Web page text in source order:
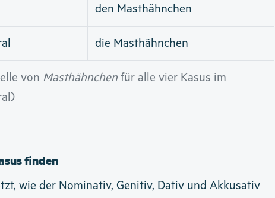
von Masthähnchenfür alle vier Kasus im
den Masthähnchen
die Masthähnchen
finden
wie der Nominativ, Genitiv, Dativ und Akkusativ